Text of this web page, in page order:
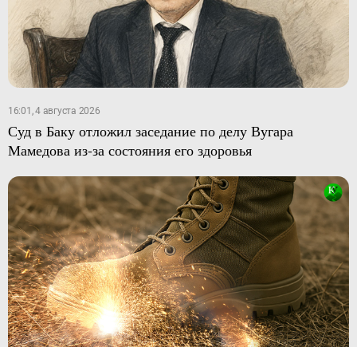
16:01, 4 августа 2026
Суд в Баку отложил заседание по делу Вугара
Мамедова из-за состояния его здоровья